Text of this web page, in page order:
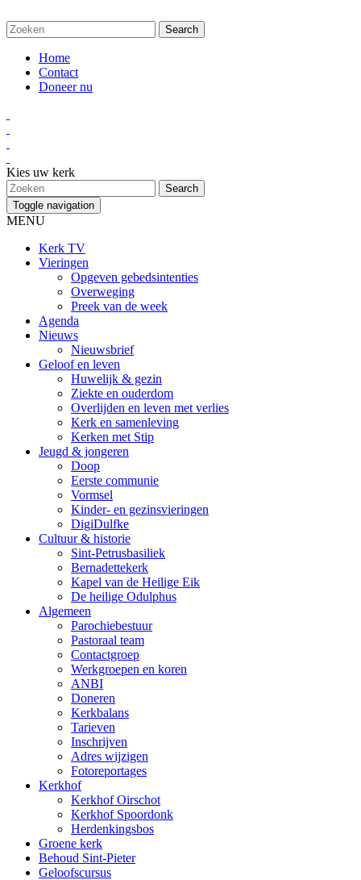
Home
Contact
Doneer nu
Kies uw kerk
Toggle navigation
MENU
Kerk TV
Vieringen
Opgeven gebedsintenties
Overweging
Preek van de week
Agenda
Nieuws
Nieuwsbrief
Geloof en leven
Huwelijk & gezin
Ziekte en ouderdom
Overlijden en leven met verlies
Kerk en samenleving
Kerken met Stip
Jeugd & jongeren
Doop
Eerste communie
Vormsel
Kinder- en gezinsvieringen
DigiDulfke
Cultuur & historie
Sint-Petrusbasiliek
Bernadettekerk
Kapel van de Heilige Eik
De heilige Odulphus
Algemeen
Parochiebestuur
Pastoraal team
Contactgroep
Werkgroepen en koren
ANBI
Doneren
Kerkbalans
Tarieven
Inschrijven
Adres wijzigen
Fotoreportages
Kerkhof
Kerkhof Oirschot
Kerkhof Spoordonk
Herdenkingsbos
Groene kerk
Behoud Sint-Pieter
Geloofscursus